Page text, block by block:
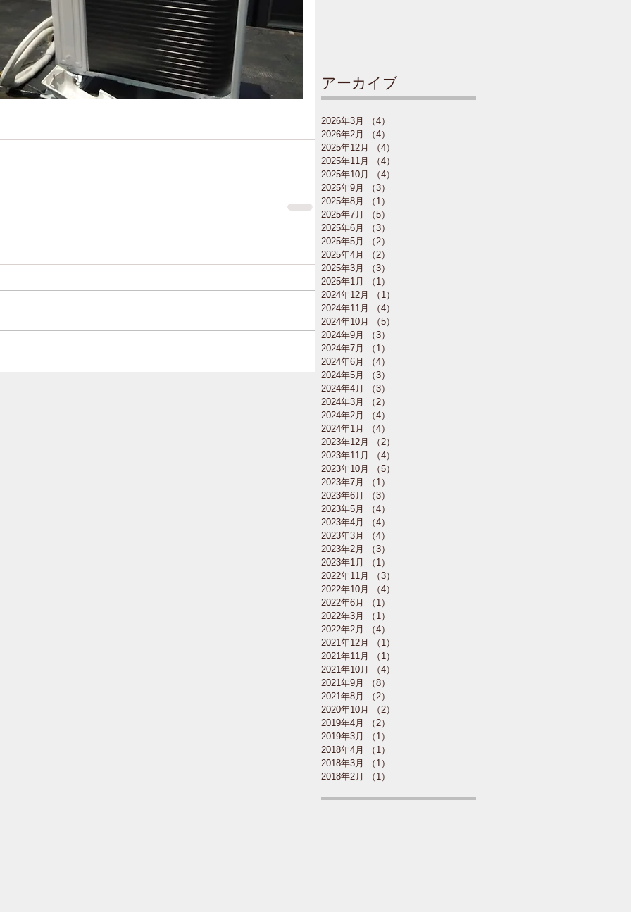
アーカイブ
2026年3月 （4）
2026年2月
（4）
2025年12月
（4）
2025年11月
（4）
2025年10月
（4）
2025年9月
（3）
2025年8月
（1）
2025年7月
（5）
2025年6月
（3）
2025年5月
（2）
2025年4月
（2）
2025年3月
（3）
2025年1月
（1）
2024年12月
（1）
2024年11月
（4）
2024年10月
（5）
2024年9月
（3）
2024年7月
（1）
2024年6月
（4）
2024年5月
（3）
2024年4月
（3）
2024年3月
（2）
2024年2月
（4）
2024年1月
（4）
2023年12月
（2）
2023年11月
（4）
2023年10月
（5）
2023年7月
（1）
2023年6月
（3）
2023年5月
（4）
2023年4月
（4）
2023年3月
（4）
2023年2月
（3）
2023年1月
（1）
2022年11月
（3）
2022年10月
（4）
2022年6月
（1）
2022年3月
（1）
2022年2月
（4）
2021年12月
（1）
2021年11月
（1）
2021年10月
（4）
2021年9月
（8）
2021年8月
（2）
2020年10月
（2）
2019年4月
（2）
2019年3月
（1）
2018年4月
（1）
2018年3月
（1）
2018年2月
（1）